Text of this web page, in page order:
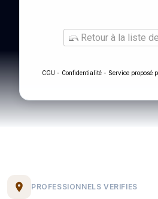
Retour à la liste
CGU - Confidentialité - Service proposé
PROFESSIONNELS VERIFIES